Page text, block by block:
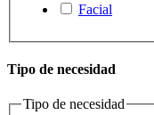
Facial
Tipo de necesidad
Tipo de necesidad